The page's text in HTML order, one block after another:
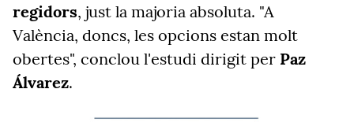
regidors, just la majoria absoluta. "A
València, doncs, les opcions estan molt
obertes", conclou l'estudi dirigit per Paz
Álvarez.